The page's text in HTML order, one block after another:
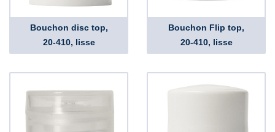
Bouchon disc top,
20-410, lisse
Bouchon Flip top,
20-410, lisse